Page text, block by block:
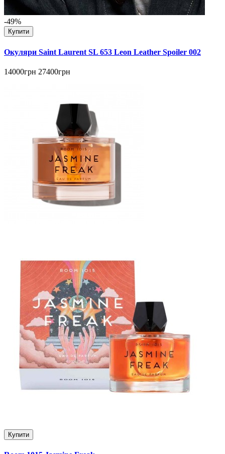
-49%
Купити
Окуляри Saint Laurent SL 653 Leon Leather Spoiler 002
14000грн 27400грн
Купити